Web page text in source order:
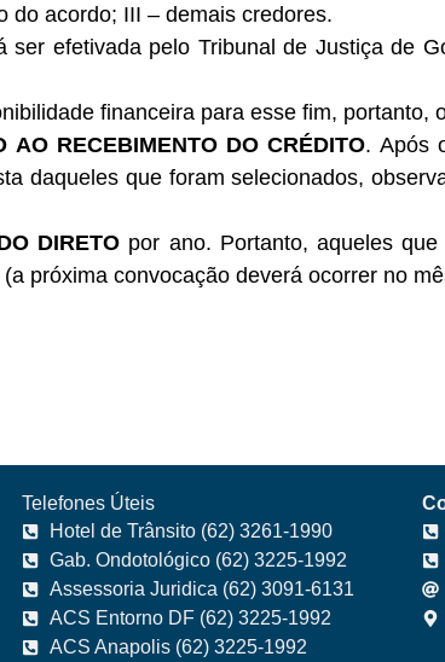
do acordo; III – demais credores.
ser efetivada pelo Tribunal de Justiça de
financeira para esse fim, portanto,
AO RECEBIMENTO DO CRÉDITO. Após
daqueles que foram selecionados,
DIRETO por ano. Portanto, aqueles
próxima convocação deverá ocorrer no
Telefones Úteis
Hotel de Trânsito (62) 3261-1990
Gab. Ondotológico (62) 3225-1992
Assessoria Juridica (62) 3091-6131
ACS Entorno DF (62) 3225-1992
ACS Anapolis (62) 3225-1992